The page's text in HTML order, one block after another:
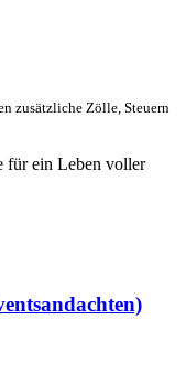
zusätzliche Zölle, Steuern
für ein Leben voller